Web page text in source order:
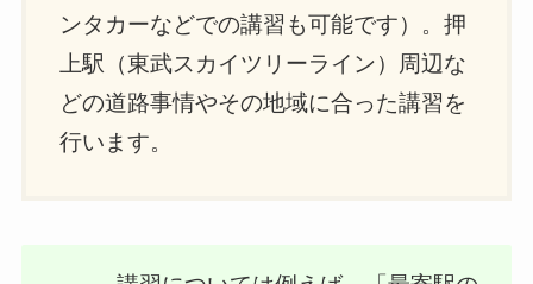
ンタカーなどでの講習も可能です）。押
上駅（東武スカイツリーライン）周辺な
どの道路事情やその地域に合った講習を
行います。